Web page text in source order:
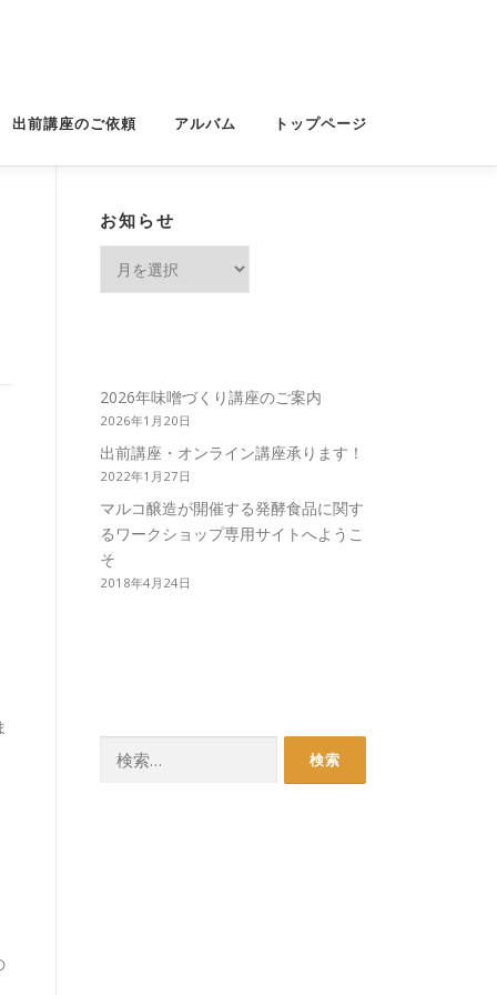
出前講座のご依頼 アルバム トップページ
お知らせ
2026年味噌づくり講座のご案内
2026年1月20日
出前講座・オンライン講座承ります！
2022年1月27日
マルコ醸造が開催する発酵食品に関す
るワークショップ専用サイトへようこ
そ
2018年4月24日